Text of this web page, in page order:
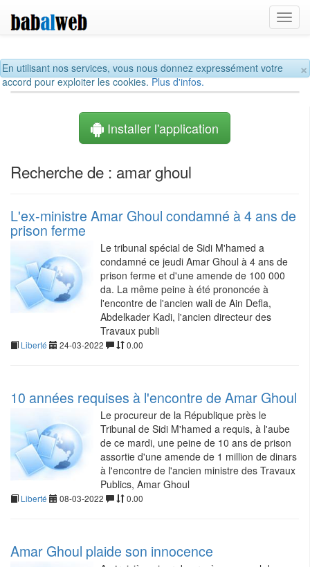
×
En utilisant nos services, vous nous donnez expressément votre
accord pour exploiter les cookies.Plus d'infos.
Installer l'application
Recherche de : amar ghoul
L'ex-ministre Amar Ghoul condamné à 4 ans de
prison ferme
Le tribunal spécial de Sidi M'hamed a
condamné ce jeudi Amar Ghoul à 4 ans de
prison ferme et d'une amende de 100 000
da. La même peine à été prononcée à
l'encontre de l'ancien wali de Ain Defla,
Abdelkader Kadi, l'ancien directeur des
Travaux publi
Liberté 24-03-2022 0.00
10 années requises à l'encontre de Amar Ghoul
Le procureur de la République près le
Tribunal de Sidi M'hamed a requis, à l'aube
de ce mardi, une peine de 10 ans de prison
assortie d'une amende de 1 million de dinars
à l'encontre de l'ancien ministre des Travaux
Publics, Amar Ghoul
Liberté 08-03-2022 0.00
Amar Ghoul plaide son innocence